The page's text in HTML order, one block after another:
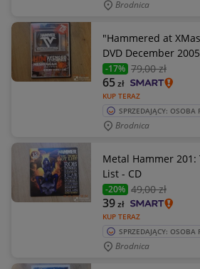
Brodnica
"Hammered at
DVD December 2005
-17% 79,00 zł
KUP TERAZ
65zł
SPRZEDAJĄCY: OSOBA
Brodnica
Metal Hammer 201:
List - CD
-20% 49,00 zł
KUP TERAZ
39zł
SPRZEDAJĄCY: OSOBA
Brodnica